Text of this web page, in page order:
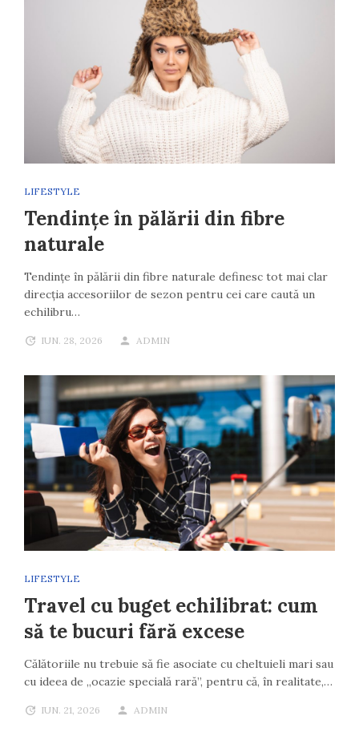
LIFESTYLE
Tendințe în pălării din fibre
naturale
Tendințe în pălării din fibre naturale definesc tot mai clar
direcția accesoriilor de sezon pentru cei care caută un
echilibru…
IUN. 28, 2026 ADMIN
LIFESTYLE
Travel cu buget echilibrat: cum
să te bucuri fără excese
Călătoriile nu trebuie să fie asociate cu cheltuieli mari sau
cu ideea de „ocazie specială rară”, pentru că, în realitate,…
IUN. 21, 2026 ADMIN